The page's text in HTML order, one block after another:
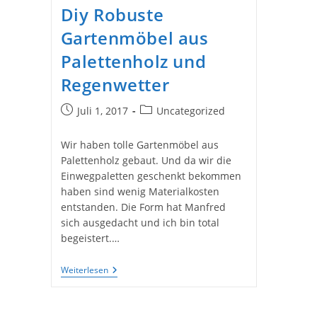
Diy Robuste
Gartenmöbel aus
Palettenholz und
Regenwetter
BeitragJuli 1, 2017
Beitrags-
Uncategorized
Wir haben tolle Gartenmöbel aus
Palettenholz gebaut. Und da wir die
Einwegpaletten geschenkt bekommen
haben sind wenig Materialkosten
entstanden. Die Form hat Manfred
sich ausgedacht und ich bin total
begeistert.…
WeiterlesenDiy
Robuste